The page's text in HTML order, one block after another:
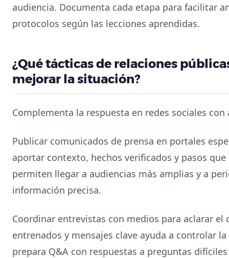
audiencia. Documenta cada etapa para facilitar
protocolos según las lecciones aprendidas.
¿Qué tácticas de relaciones
mejorar la situación?
Complementa la respuesta en redes sociales
Publicar comunicados de prensa en portales
aportar contexto, hechos verificados y pasos
permiten llegar a audiencias más amplias y a
información precisa.
Coordinar entrevistas con medios para aclarar
entrenados y mensajes clave ayuda a controlar
prepara Q&A con respuestas a preguntas